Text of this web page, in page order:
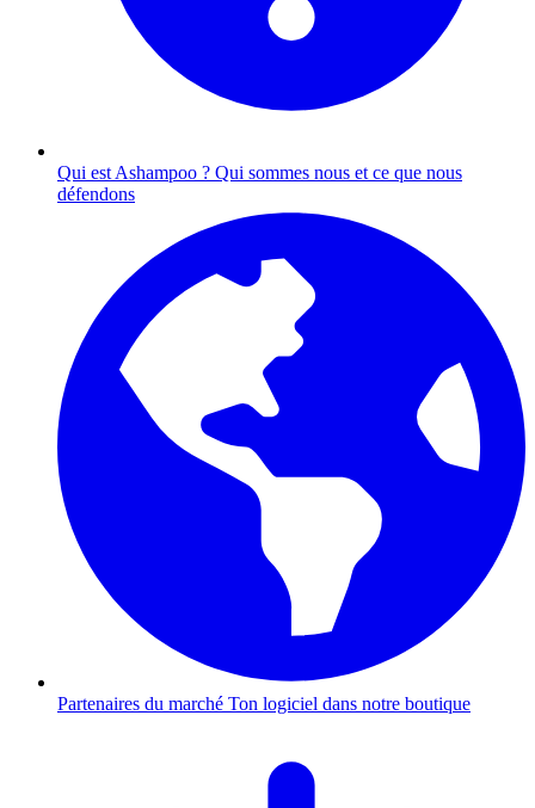
Qui est Ashampoo ? Qui sommes nous et ce que nous
défendons
Partenaires du marché Ton logiciel dans notre boutique